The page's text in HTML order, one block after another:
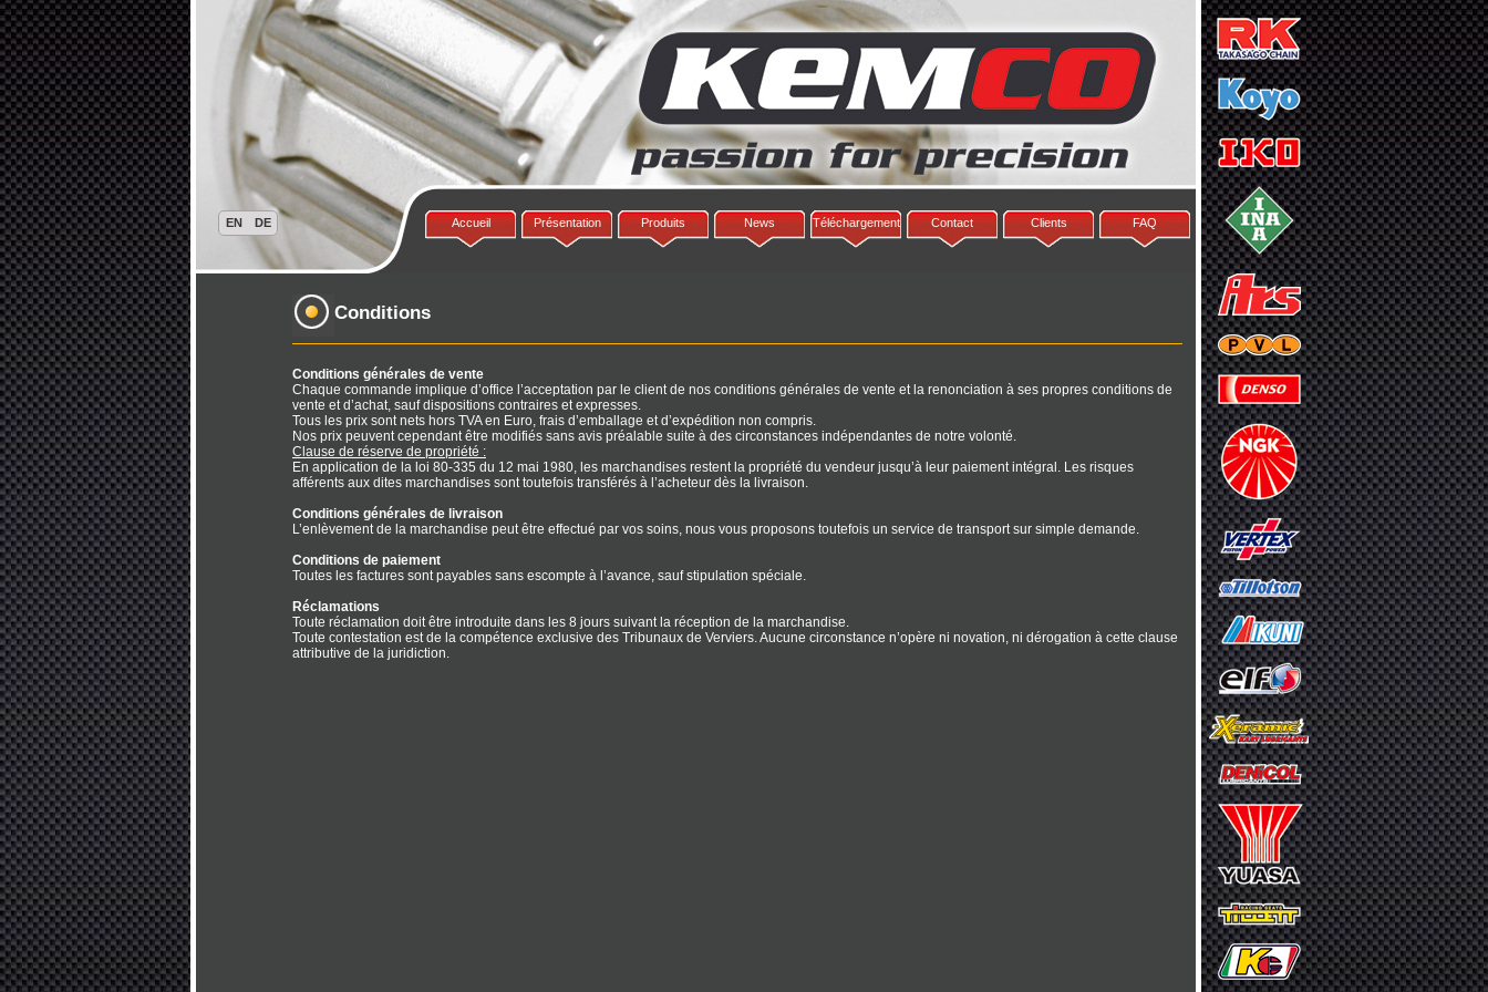
Accueil Présentation Produits News Téléchargement Contact Clients FAQ
Conditions
Conditions générales de vente
Chaque commande implique d’office l’acceptation par le client de nos conditions générales de vente et la renonciation à ses propres conditions de
vente et d’achat, sauf dispositions contraires et expresses.
Tous les prix sont nets hors TVA en Euro, frais d’emballage et d’expédition non compris.
Nos prix peuvent cependant être modifiés sans avis préalable suite à des circonstances indépendantes de notre volonté.
Clause de réserve de propriété :
En application de la loi 80-335 du 12 mai 1980, les marchandises restent la propriété du vendeur jusqu’à leur paiement intégral. Les risques
afférents aux dites marchandises sont toutefois transférés à l’acheteur dès la livraison.
Conditions générales de livraison
L’enlèvement de la marchandise peut être effectué par vos soins, nous vous proposons toutefois un service de transport sur simple demande.
Conditions de paiement
Toutes les factures sont payables sans escompte à l’avance, sauf stipulation spéciale.
Réclamations
Toute réclamation doit être introduite dans les 8 jours suivant la réception de la marchandise.
Toute contestation est de la compétence exclusive des Tribunaux de Verviers. Aucune circonstance n’opère ni novation, ni dérogation à cette clause
attributive de la juridiction.